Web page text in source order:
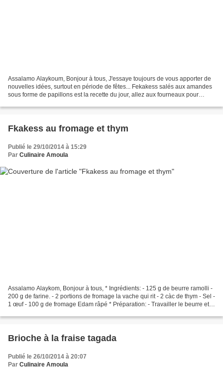
Assalamo Alaykoum, Bonjour à tous, J'essaye toujours de vous apporter de
nouvelles idées, surtout en période de fêtes... Fekakess salés aux amandes
sous forme de papillons est la recette du jour, allez aux fourneaux pour
Fkakess au fromage et thym
Publié le 29/10/2014 à 15:29
Par Culinaire Amoula
Assalamo Alaykom, Bonjour à tous, * Ingrédients: - 125 g de beurre ramolli -
200 g de farine. - 2 portions de fromage la vache qui rit - 2 càc de thym - Sel -
1 œuf - 100 g de fromage Edam râpé * Préparation: - Travailler le beurre et
Brioche à la fraise tagada
Publié le 26/10/2014 à 20:07
Par Culinaire Amoula